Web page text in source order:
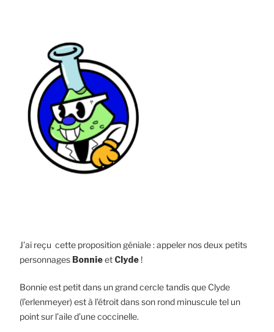
J’ai reçu cette proposition géniale : appeler nos deux petits
personnages Bonnieet Clyde !
Bonnie est petit dans un grand cercle tandis que Clyde
(l’erlenmeyer) est à l’étroit dans son rond minuscule tel un
point sur l’aile d’une coccinelle.